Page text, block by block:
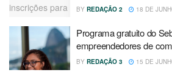
BY REDAÇÃO 2 18 DE
Programa gratuito do
empreendedores de
BY REDAÇÃO 3 15 DE